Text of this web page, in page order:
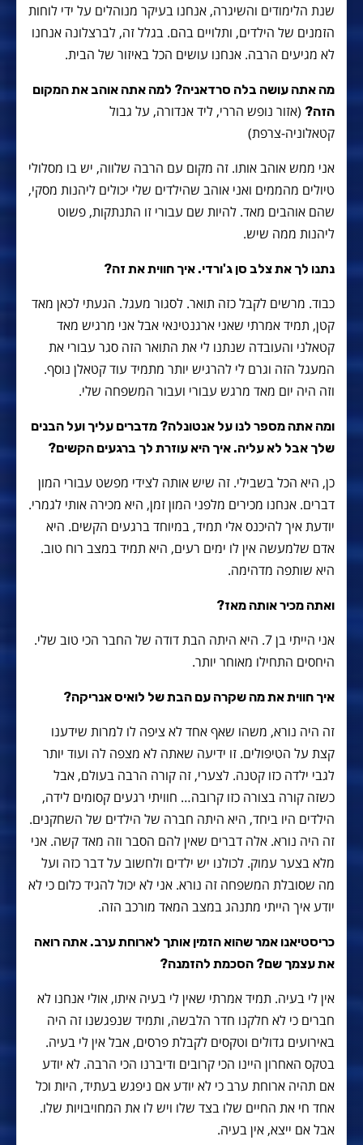
שנת הלימודים והשיגרה, אנחנו בעיקר מנוהלים על ידי לוחות
הזמנים של הילדים, ותלויים בהם. בגלל זה, לברצלונה אנחנו
לא מגיעים הרבה. אנחנו עושים הכל באיזור של הבית.
מה אתה עושה בלה סרדאניה? למה אתה אוהב את המקום
הזה? (אזור נופש הררי, ליד אנדורה, על גבול
קטאלוניה-צרפת)
אני ממש אוהב אותו. זה מקום עם הרבה שלווה, יש בו מסלולי
טיולים מהממים ואני אוהב שהילדים שלי יכולים ליהנות מסקי,
שהם אוהבים מאד. להיות שם עבורי זו התנתקות, פשוט
ליהנות ממה שיש.
נתנו לך את צלב סן ג'ורדי. איך חווית את זה?
כבוד. מרשים לקבל כזה תואר. לסגור מעגל. הגעתי לכאן מאד
קטן, תמיד אמרתי שאני ארגנטינאי אבל אני מרגיש מאד
קטאלני והעובדה שנתנו לי את התואר הזה סגר עבורי את
המעגל הזה וגרם לי להרגיש יותר מתמיד עוד קטאלן נוסף.
וזה היה יום מאד מרגש עבורי ועבור המשפחה שלי.
ומה אתה מספר לנו על אנטונלה? מדברים עליך ועל הבנים
שלך אבל לא עליה. איך היא עוזרת לך ברגעים הקשים?
כן, היא הכל בשבילי. זה שיש אותה לצידי מפשט עבורי המון
דברים. אנחנו מכירים מלפני המון זמן, היא מכירה אותי לגמרי.
יודעת איך להיכנס אלי תמיד, במיוחד ברגעים הקשים. היא
אדם שלמעשה אין לו ימים רעים, היא תמיד במצב רוח טוב.
היא שותפה מדהימה.
ואתה מכיר אותה מאז?
אני הייתי בן 7. היא היתה הבת דודה של החבר הכי טוב שלי.
היחסים התחילו מאוחר יותר.
איך חווית את מה שקרה עם הבת של לואיס אנריקה?
זה היה נורא, משהו שאף אחד לא ציפה לו למרות שידענו
קצת על הטיפולים. זו ידיעה שאתה לא מצפה לה ועוד יותר
לגבי ילדה כזו קטנה. לצערי, זה קורה הרבה בעולם, אבל
כשזה קורה בצורה כזו קרובה… חוויתי רגעים קסומים לידה,
הילדים היו ביחד, היא היתה חברה של הילדים של השחקנים.
זה היה נורא. אלה דברים שאין להם הסבר וזה מאד קשה. אני
מלא בצער עמוק. לכולנו יש ילדים ולחשוב על דבר כזה ועל
מה שסובלת המשפחה זה נורא. אני לא יכול להגיד כלום כי לא
יודע איך הייתי מתנהג במצב המאד מורכב הזה.
כריסטיאנו אמר שהוא הזמין אותך לארוחת ערב. אתה רואה
את עצמך שם? הסכמת להזמנה?
אין לי בעיה. תמיד אמרתי שאין לי בעיה איתו, אולי אנחנו לא
חברים כי לא חלקנו חדר הלבשה, ותמיד שנפגשנו זה היה
באירועים גדולים וטקסים לקבלת פרסים, אבל אין לי בעיה.
בטקס האחרון היינו הכי קרובים ודיברנו הכי הרבה. לא יודע
אם תהיה ארוחת ערב כי לא יודע אם ניפגש בעתיד, היות וכל
אחד חי את החיים שלו בצד שלו ויש לו את המחויבויות שלו.
אבל אם ייצא, אין בעיה.